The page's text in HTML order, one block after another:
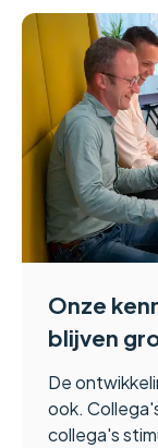
Onze
blijven
De
ook.
collega's